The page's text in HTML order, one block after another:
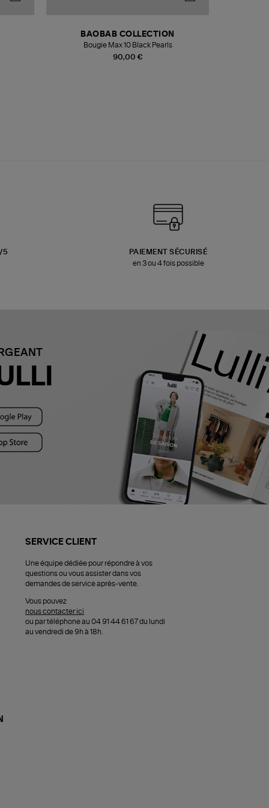
90,00 €
BAOBAB COLLECTION
Bougie Max 10 Black Pearls
5
PAIEMENT SÉCURISÉ
en 3 ou 4 fois possible
SERVICE CLIENT
Une équipe dédiée pour répondre à vos
questions ou vous assister dans vos
demandes de service après-vente.
Vous pouvez
nous contacter ici
ou par téléphone au 04 91 44 61 67 du lundi
au vendredi de 9h à 18h.